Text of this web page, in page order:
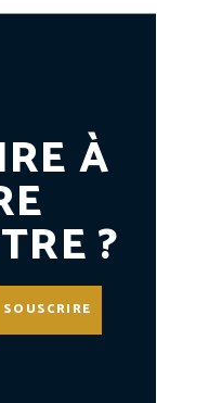
À
?
SOUSCRIRE